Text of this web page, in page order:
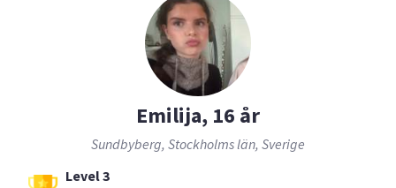
Emilija, 16 år
Sundbyberg, Stockholms län, Sverige
Level 3